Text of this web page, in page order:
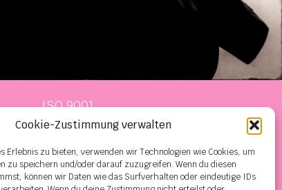
Cookie-Zustimmung verwalten
Erlebnis zu bieten, verwenden wir Technologien wie Cookies, um
zu speichern und/oder darauf zuzugreifen. Wenn du diesen
können wir Daten wie das Surfverhalten oder eindeutige IDs
ISO 9001
ISO 9001 (EN)